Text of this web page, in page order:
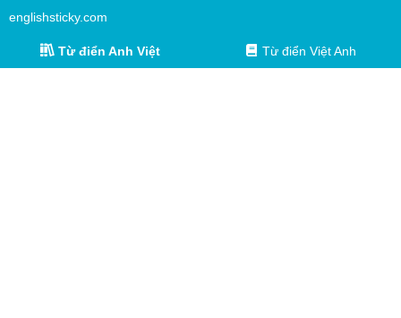
englishsticky.com
Từ điển Anh Việt Từ điển Việt Anh